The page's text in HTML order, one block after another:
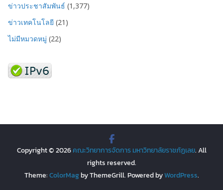
ข่าวประชาสัมพันธ์ (1,377)
ข่าวเทคโนโลยี (21)
ไม่มีหมวดหมู่ (22)
Copyright © 2026คณะวิทยาการจัดการ มหาวิทยาลัยราชภัฏเลย. All
rights reserved.
Theme:ColorMagby ThemeGrill. Powered byWordPress.